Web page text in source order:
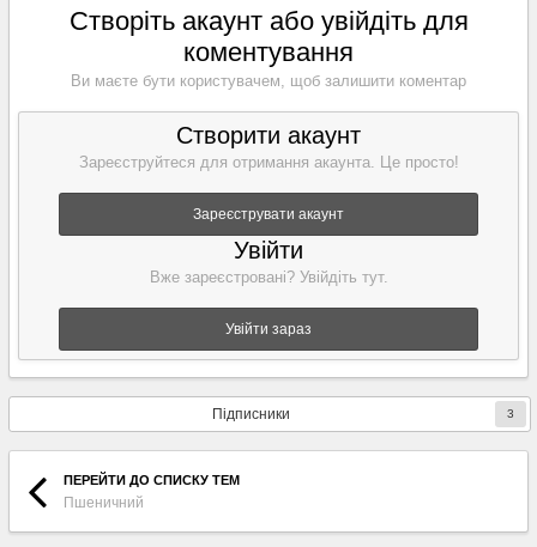
Створіть акаунт або увійдіть для
коментування
Ви маєте бути користувачем, щоб залишити коментар
Створити акаунт
Зареєструйтеся для отримання акаунта. Це просто!
Зареєструвати акаунт
Увійти
Вже зареєстровані? Увійдіть тут.
Увійти зараз
Підписники 3
ПЕРЕЙТИ ДО СПИСКУ ТЕМ
Пшеничний